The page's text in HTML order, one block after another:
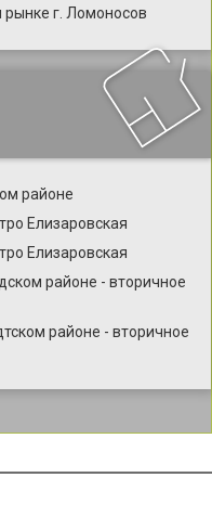
рынке г. Ломоносов
районе
Елизаровская
Елизаровская
районе - вторичное
районе - вторичное